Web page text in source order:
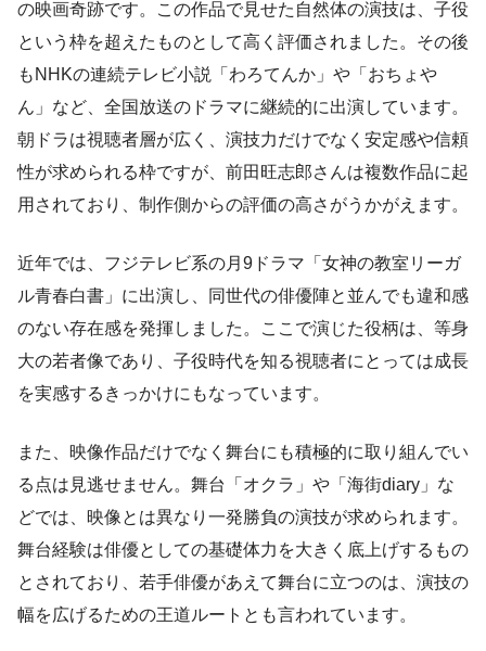
の映画奇跡です。この作品で見せた自然体の演技は、子役
という枠を超えたものとして高く評価されました。その後
もNHKの連続テレビ小説「わろてんか」や「おちょや
ん」など、全国放送のドラマに継続的に出演しています。
朝ドラは視聴者層が広く、演技力だけでなく安定感や信頼
性が求められる枠ですが、前田旺志郎さんは複数作品に起
用されており、制作側からの評価の高さがうかがえます。
近年では、フジテレビ系の月9ドラマ「女神の教室リーガ
ル青春白書」に出演し、同世代の俳優陣と並んでも違和感
のない存在感を発揮しました。ここで演じた役柄は、等身
大の若者像であり、子役時代を知る視聴者にとっては成長
を実感するきっかけにもなっています。
また、映像作品だけでなく舞台にも積極的に取り組んでい
る点は見逃せません。舞台「オクラ」や「海街diary」な
どでは、映像とは異なり一発勝負の演技が求められます。
舞台経験は俳優としての基礎体力を大きく底上げするもの
とされており、若手俳優があえて舞台に立つのは、演技の
幅を広げるための王道ルートとも言われています。